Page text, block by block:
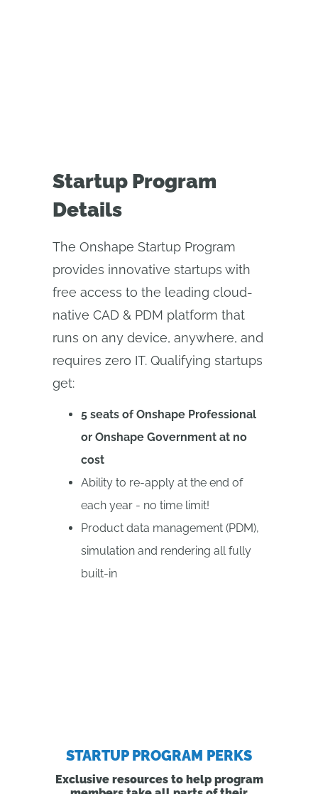
Startup Program
Details
The Onshape Startup Program
provides innovative startups with
free access to the leading cloud-
native CAD & PDM platform that
runs on any device, anywhere, and
requires zero IT. Qualifying startups
get:
5 seats of Onshape Professional
or Onshape Government at no
cost
Ability to re-apply at the end of
each year - no time limit!
Product data management (PDM),
simulation and rendering all fully
built-in
STARTUP PROGRAM PERKS
Exclusive resources to help program